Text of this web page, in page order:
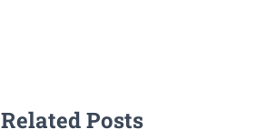
Related Posts